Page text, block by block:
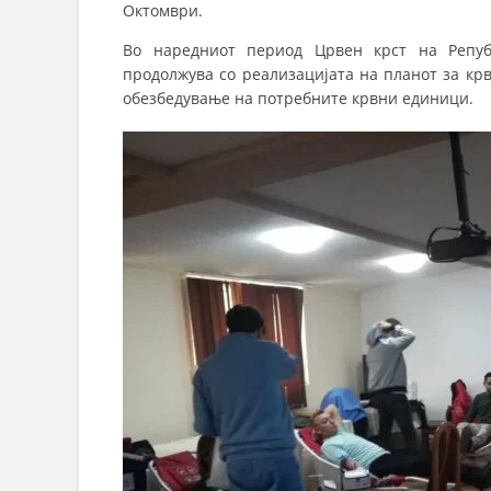
Октомври.
Во наредниот период Црвен крст на
продолжува со реализацијата на планот за
обезбедување на потребните крвни единици.